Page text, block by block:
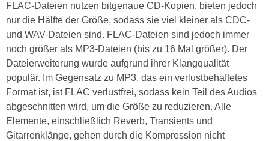
FLAC-Dateien nutzen bitgenaue CD-Kopien, bieten jedoch
nur die Hälfte der Größe, sodass sie viel kleiner als CDC-
und WAV-Dateien sind. FLAC-Dateien sind jedoch immer
noch größer als MP3-Dateien (bis zu 16 Mal größer). Der
Dateierweiterung wurde aufgrund ihrer Klangqualität
populär. Im Gegensatz zu MP3, das ein verlustbehaftetes
Format ist, ist FLAC verlustfrei, sodass kein Teil des Audios
abgeschnitten wird, um die Größe zu reduzieren. Alle
Elemente, einschließlich Reverb, Transients und
Gitarrenklänge, gehen durch die Kompression nicht